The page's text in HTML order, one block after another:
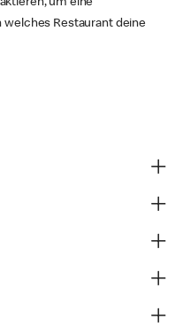
um eine
welches Restaurant deine